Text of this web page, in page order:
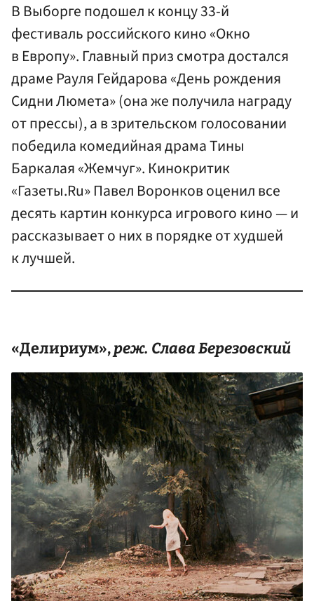
В Выборге подошел к концу 33-й
фестиваль российского кино «Окно
в Европу». Главный приз смотра достался
драме Рауля Гейдарова «День рождения
Сидни Люмета» (она же получила награду
от прессы), а в зрительском голосовании
победила комедийная драма Тины
Баркалая «Жемчуг». Кинокритик
«Газеты.Ru» Павел Воронков оценил все
десять картин конкурса игрового кино — и
рассказывает о них в порядке от худшей
к лучшей.
«Делириум»,реж. Слава Березовский